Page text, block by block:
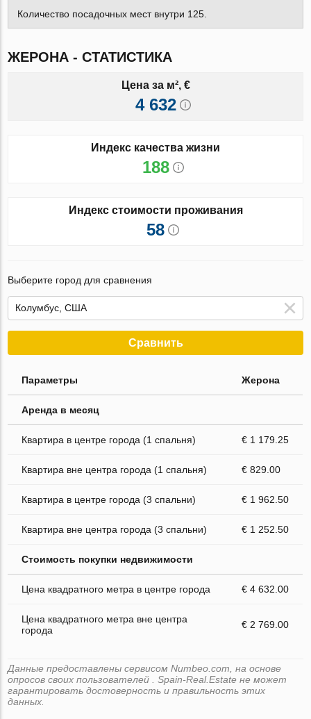
Количество посадочных мест внутри 125.
ЖЕРОНА - СТАТИСТИКА
Цена за м², €
4 632
Индекс качества жизни
188
Индекс стоимости проживания
58
Выберите город для сравнения
Сравнить
Параметры Жерона
Аренда в месяц
Квартира в центре города (1 спальня) € 1 179.25
Квартира вне центра города (1 спальня) € 829.00
Квартира в центре города (3 спальни) € 1 962.50
Квартира вне центра города (3 спальни) € 1 252.50
Стоимость покупки недвижимости
Цена квадратного метра в центре города € 4 632.00
Цена квадратного метра вне центра
города
€ 2 769.00
Данные предоставлены сервисом Numbeo.com, на основе
опросов своих пользователей . Spain-Real.Estate не может
гарантировать достоверность и правильность этих
данных.